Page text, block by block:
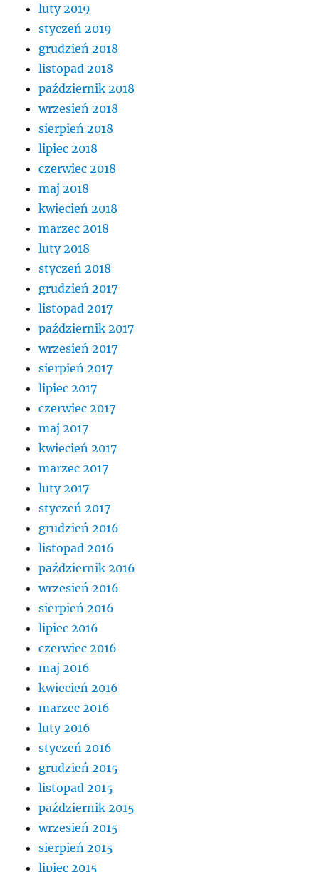
luty 2019
styczeń 2019
grudzień 2018
listopad 2018
październik 2018
wrzesień 2018
sierpień 2018
lipiec 2018
czerwiec 2018
maj 2018
kwiecień 2018
marzec 2018
luty 2018
styczeń 2018
grudzień 2017
listopad 2017
październik 2017
wrzesień 2017
sierpień 2017
lipiec 2017
czerwiec 2017
maj 2017
kwiecień 2017
marzec 2017
luty 2017
styczeń 2017
grudzień 2016
listopad 2016
październik 2016
wrzesień 2016
sierpień 2016
lipiec 2016
czerwiec 2016
maj 2016
kwiecień 2016
marzec 2016
luty 2016
styczeń 2016
grudzień 2015
listopad 2015
październik 2015
wrzesień 2015
sierpień 2015
lipiec 2015